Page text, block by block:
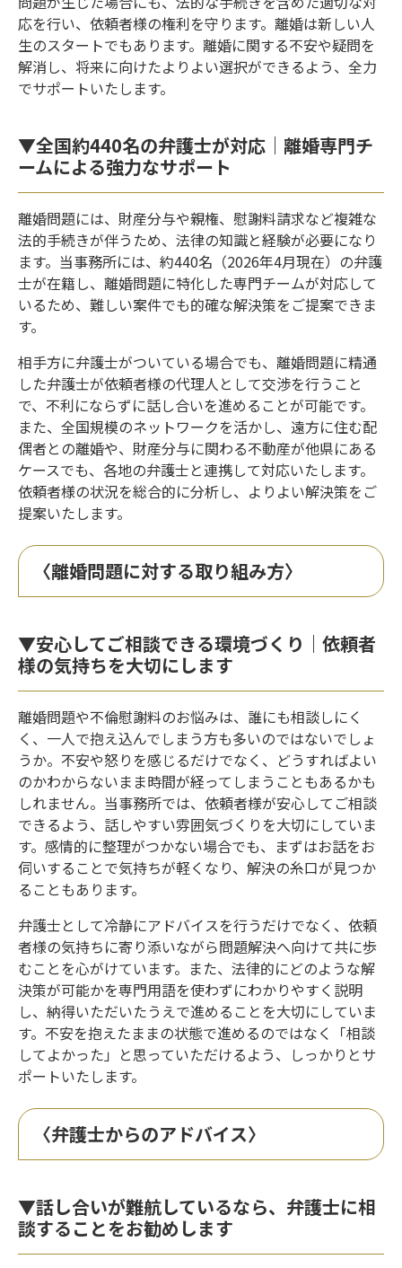
応を行い、依頼者様の権利を守ります。離婚は新しい人
生のスタートでもあります。離婚に関する不安や疑問を
解消し、将来に向けたよりよい選択ができるよう、全力
でサポートいたします。
▼全国約440名の弁護士が対応｜離婚専門チ
ームによる強力なサポート
離婚問題には、財産分与や親権、慰謝料請求など複雑な
法的手続きが伴うため、法律の知識と経験が必要になり
ます。当事務所には、約440名（2026年4月現在）の弁護
士が在籍し、離婚問題に特化した専門チームが対応して
いるため、難しい案件でも的確な解決策をご提案できま
す。
相手方に弁護士がついている場合でも、離婚問題に精通
した弁護士が依頼者様の代理人として交渉を行うこと
で、不利にならずに話し合いを進めることが可能です。
また、全国規模のネットワークを活かし、遠方に住む配
偶者との離婚や、財産分与に関わる不動産が他県にある
ケースでも、各地の弁護士と連携して対応いたします。
依頼者様の状況を総合的に分析し、よりよい解決策をご
提案いたします。
〈離婚問題に対する取り組み方〉
▼安心してご相談できる環境づくり｜依頼者
様の気持ちを大切にします
離婚問題や不倫慰謝料のお悩みは、誰にも相談しにく
く、一人で抱え込んでしまう方も多いのではないでしょ
うか。不安や怒りを感じるだけでなく、どうすればよい
のかわからないまま時間が経ってしまうこともあるかも
しれません。当事務所では、依頼者様が安心してご相談
できるよう、話しやすい雰囲気づくりを大切にしていま
す。感情的に整理がつかない場合でも、まずはお話をお
伺いすることで気持ちが軽くなり、解決の糸口が見つか
ることもあります。
弁護士として冷静にアドバイスを行うだけでなく、依頼
者様の気持ちに寄り添いながら問題解決へ向けて共に歩
むことを心がけています。また、法律的にどのような解
決策が可能かを専門用語を使わずにわかりやすく説明
し、納得いただいたうえで進めることを大切にしていま
す。不安を抱えたままの状態で進めるのではなく「相談
してよかった」と思っていただけるよう、しっかりとサ
ポートいたします。
〈弁護士からのアドバイス〉
▼話し合いが難航しているなら、弁護士に相
談することをお勧めします